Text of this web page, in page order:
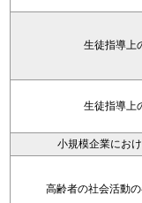
生徒指導上
生徒指導上
小規模企業にお
高齢者の社会活動